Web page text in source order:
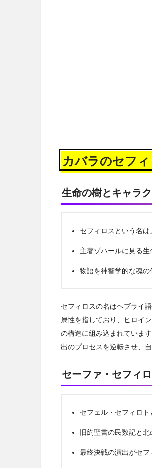
カバラのセフ
生命の樹とキャラ
セフィロスという名
主著ゾハールに見る
物語を神智学的な魂
セフィロスの名はヘブライ
属性を指しており、ヒロイ
の構造に組み込まれていま
出のプロセスを逆転させ、
セーファ・セフィ
セフェル・セフィロ
旧約聖書の民数記と
最終決戦の演出がセ